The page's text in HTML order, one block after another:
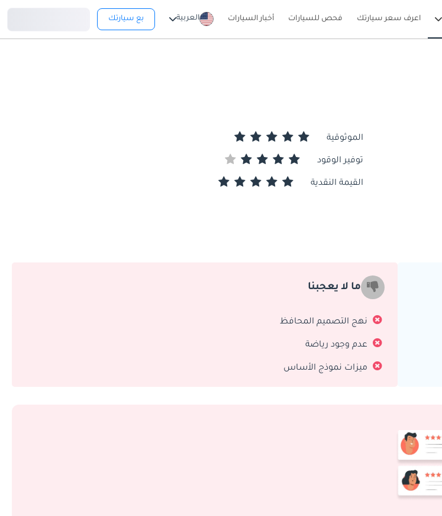
اعرف سعر سيارتك فحص للسيارات أخبار السيارات العربية بع سيارتك
الموثوقية
توفير الوقود
القيمة النقدية
ما لا يعجبنا
نهج التصميم المحافظ
عدم وجود رياضة
ميزات نموذج الأساس